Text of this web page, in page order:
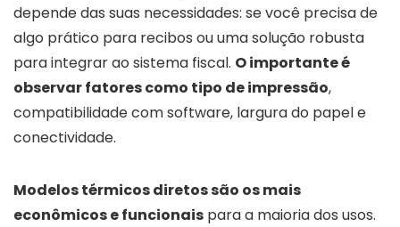
depende das suas necessidades: se você precisa de
algo prático para recibos ou uma solução robusta
para integrar ao sistema fiscal. O importante é
observar fatores como tipo de impressão,
compatibilidade com software, largura do papel e
conectividade.
Modelos térmicos diretos são os mais
econômicos e funcionais para a maioria dos usos.